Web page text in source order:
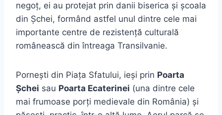
negoț, ei au protejat prin danii biserica și școala
din Șchei, formând astfel unul dintre cele mai
importante centre de rezistență culturală
românească din întreaga Transilvanie.
Pornești din Piața Sfatului, ieși prin Poarta
Șchei sau Poarta Ecaterinei (una dintre cele
mai frumoase porți medievale din România) și